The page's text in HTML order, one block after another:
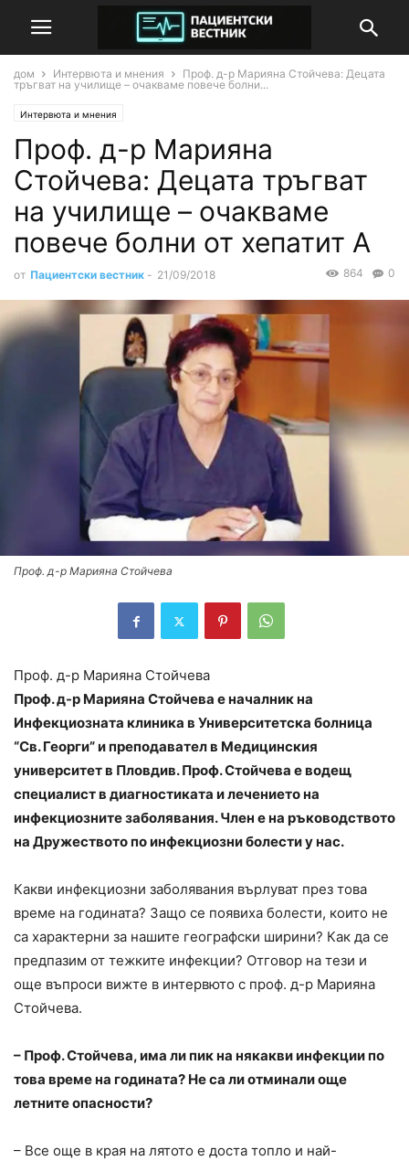
дом Интервюта и мнения
Проф. д-р Марияна Стойчева: Децата
тръгват на училище – очакваме повече болни...
Интервюта и мнения
Проф. д-р Марияна
Стойчева: Децата тръгват
на училище – очакваме
повече болни от хепатит А
от Пациентски вестник - 21/09/2018 0
864
Проф. д-р Марияна Стойчева
Проф. д-р Марияна Стойчева
Проф. д-р Марияна Стойчева е началник на
Инфекциозната клиника в Университетска болница
“Св. Георги” и преподавател в Медицинския
университет в Пловдив. Проф. Стойчева е водещ
специалист в диагностиката и лечението на
инфекциозните заболявания. Член е на ръководството
на Дружеството по инфекциозни болести у нас.
Какви инфекциозни заболявания върлуват през това
време на годината? Защо се появиха болести, които не
са характерни за нашите географски ширини? Как да се
предпазим от тежките инфекции? Отговор на тези и
още въпроси вижте в интервюто с проф. д-р Марияна
Стойчева.
– Проф. Стойчева, има ли пик на някакви инфекции по
това време на годината? Не са ли отминали още
летните опасности?
– Все още в края на лятото е доста топло и най-